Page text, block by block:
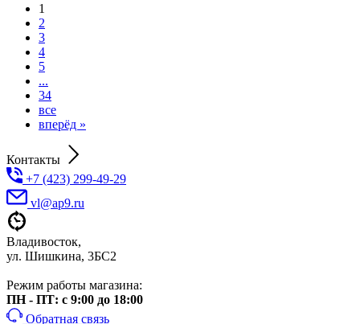
1
2
3
4
5
...
34
все
вперёд »
Контакты
+7 (423) 299-49-29
vl@ap9.ru
Владивосток,
ул. Шишкина, 3БС2
Режим работы магазина:
ПН - ПТ: с 9:00 до 18:00
Обратная связь